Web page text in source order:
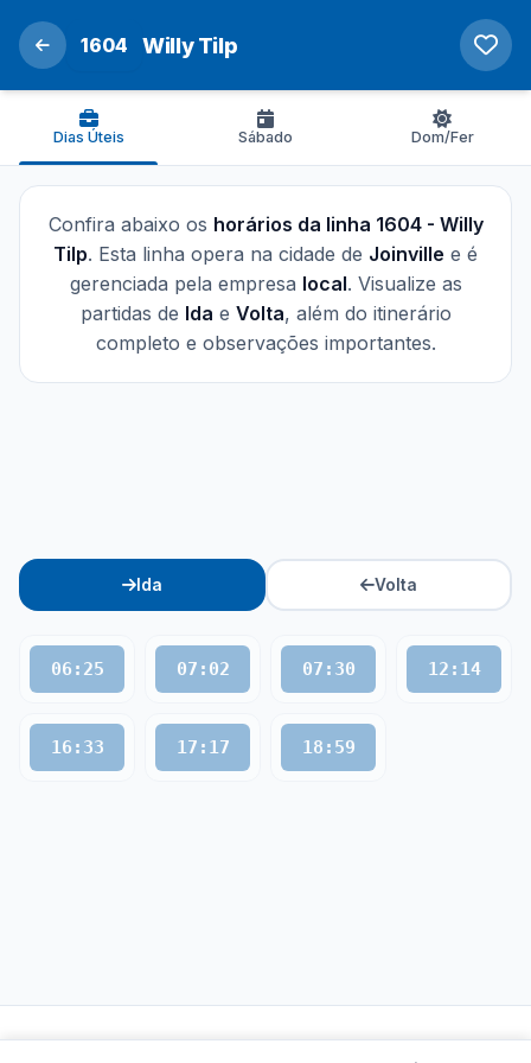
1604 Willy Tilp
Dias Úteis Sábado Dom/Fer
Confira abaixo os horários da linha 1604 - Willy
Tilp. Esta linha opera na cidade de Joinville e é
gerenciada pela empresa local. Visualize as
partidas de Ida e Volta, além do itinerário
completo e observações importantes.
Ida Volta
06:25 07:02 07:30 12:14
16:33 17:17 18:59